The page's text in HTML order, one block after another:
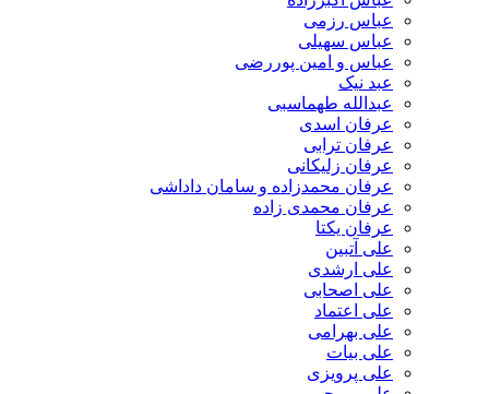
عباس رزمی
عباس سهیلی
عباس و امین پوررضی
عبد نیک
عبدالله طهماسبی‎
عرفان اسدی
عرفان ترابی
عرفان زلیکانی
عرفان محمدزاده و سامان داداشی
عرفان محمدی زاده
عرفان یکتا
علی آتبین
علی ارشدی
علی اصحابی
علی اعتماد
علی بهرامی
علی بیات
علی پرویزی